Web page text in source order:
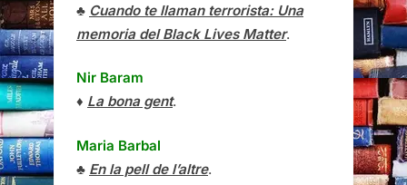
♣ Cuando te llaman terrorista: Una
memoria del Black Lives Matter.
Nir Baram
♦ La bona gent.
Maria Barbal
♣ En la pell de l’altre.